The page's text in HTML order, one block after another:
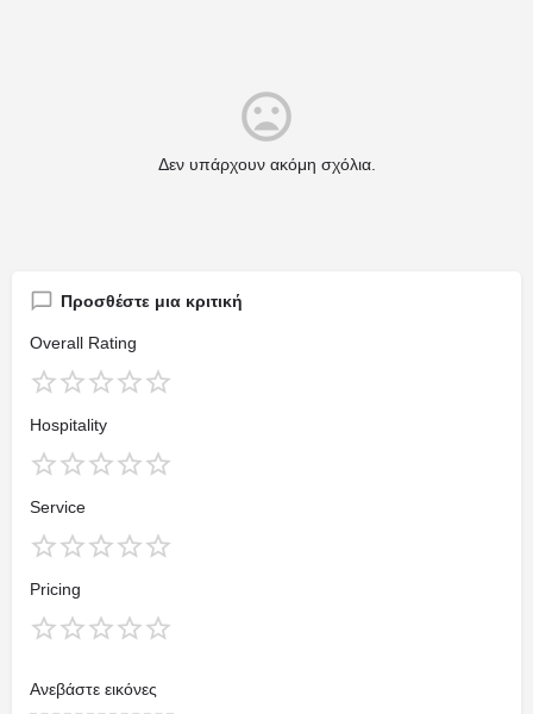
Δεν υπάρχουν ακόμη σχόλια.
Προσθέστε μια κριτική
Overall Rating
Hospitality
Service
Pricing
Ανεβάστε εικόνες